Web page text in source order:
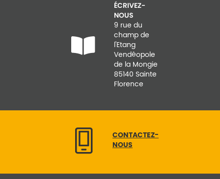
ÉCRIVEZ-
NOUS
9 rue du
champ de
l'Etang
Vendéopole
de la Mongie
85140 Sainte
Florence
CONTACTEZ-
NOUS